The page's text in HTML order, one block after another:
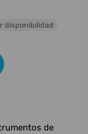
disponibilidad
de